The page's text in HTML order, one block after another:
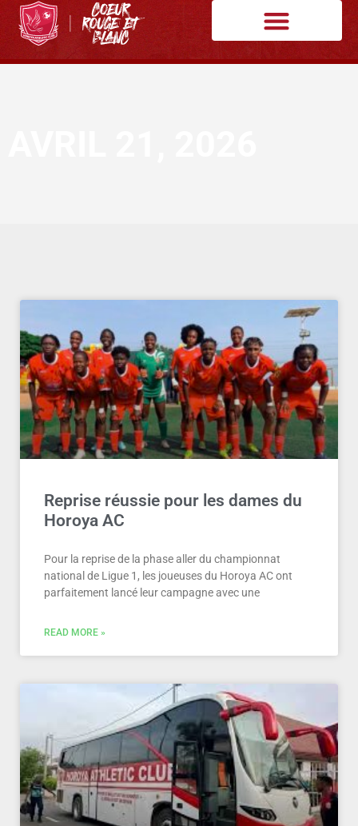
Reprise réussie pour les dames du
Horoya AC
Pour la reprise de la phase aller du championnat
national de Ligue 1, les joueuses du Horoya AC ont
parfaitement lancé leur campagne avec une
READ MORE »